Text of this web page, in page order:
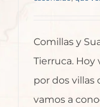
Comillas y
Tierruca. Hoy
por dos villas
vamos a